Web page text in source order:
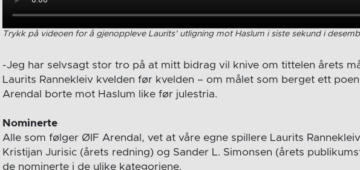
Trykk på videoen for å gjenoppleve Laurits’ utligning mot Haslum i siste sekund i
-Jeg har selvsagt stor tro på at mitt bidrag vil knive om tittelen årets
Laurits Rannekleiv kvelden før kvelden – om målet som berget ett
Arendal borte mot Haslum like før julestria.
Nominerte
Alle som følger ØIF Arendal, vet at våre egne spillere Laurits
Kristijan Jurisic (årets redning) og Sander L. Simonsen (årets
de nominerte i de ulike kategoriene.